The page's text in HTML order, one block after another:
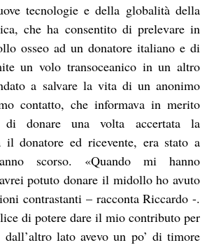
tecnologie e della globalità della
che ha consentito di prelevare in
osseo ad un donatore italiano e di
un volo transoceanico in un altro
a salvare la vita di un anonimo
contatto, che informava in merito
di donare una volta accertata la
il donatore ed ricevente, era stato a
scorso. «Quando mi hanno
potuto donare il midollo ho avuto
contrastanti – racconta Riccardo -.
di potere dare il mio contributo per
dall’altro lato avevo un po’ di timore